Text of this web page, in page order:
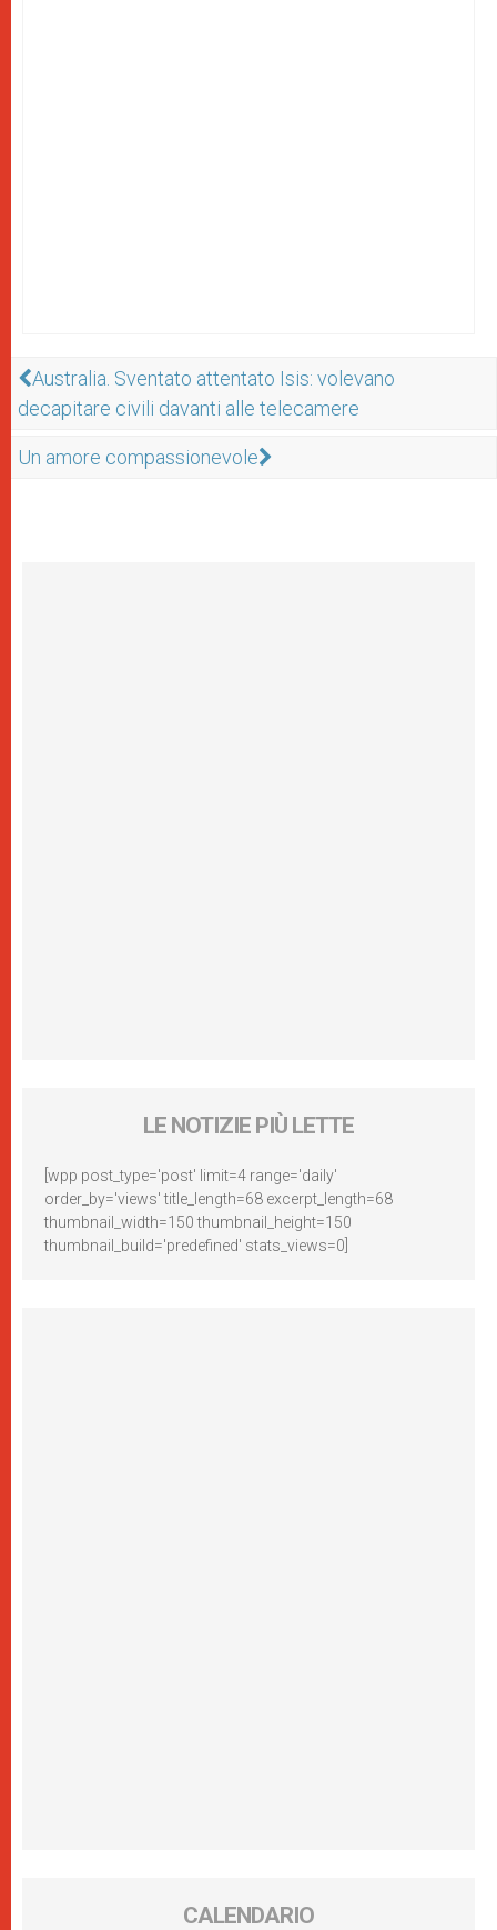
Australia. Sventato attentato Isis: volevano
decapitare civili davanti alle telecamere
Un amore compassionevole
LE NOTIZIE PIÙ LETTE
[wpp post_type='post' limit=4 range='daily'
order_by='views' title_length=68 excerpt_length=68
thumbnail_width=150 thumbnail_height=150
thumbnail_build='predefined' stats_views=0]
CALENDARIO